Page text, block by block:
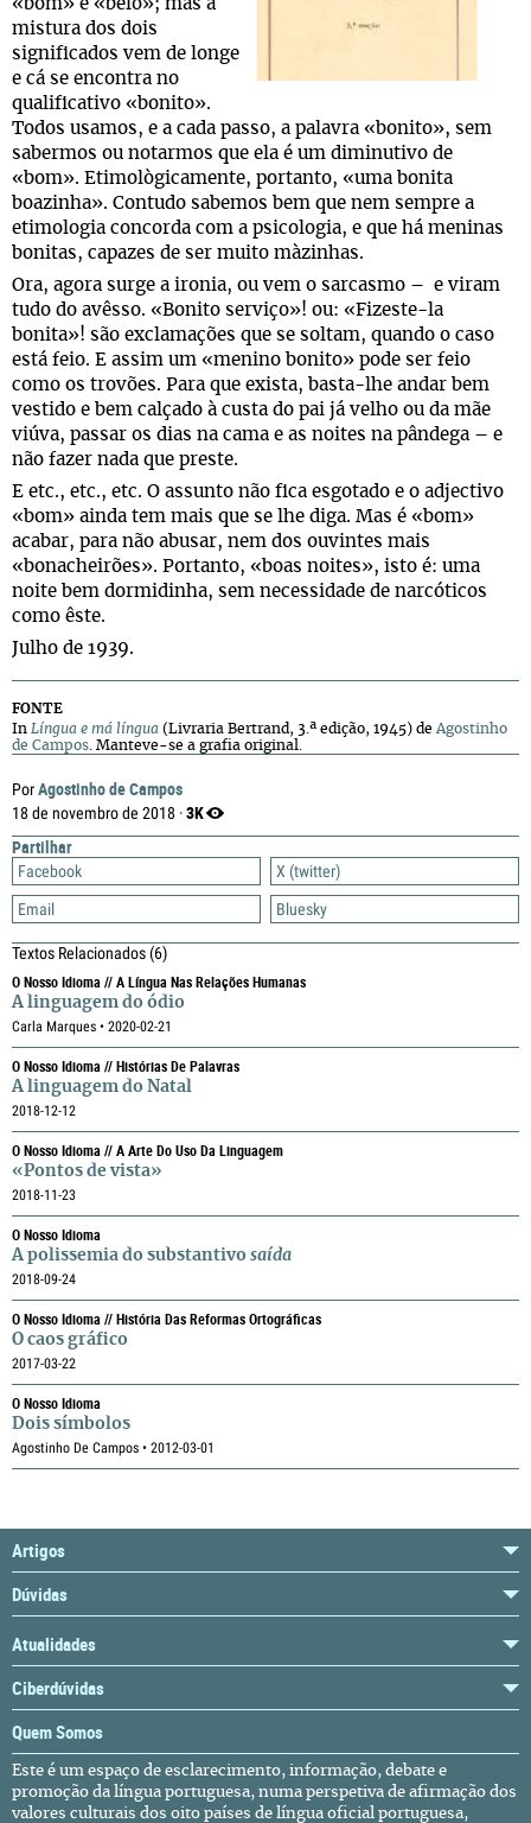
PorAgostinho de Campos
18 de novembro de 2018 ·3K
Partilhar
Facebook
X (twitter)
Email
Bluesky
Textos Relacionados(6)
O Nosso Idioma // A Língua Nas Relações Humanas
A linguagem do ódio
Carla Marques • 2020-02-21
O Nosso Idioma // Histórias De Palavras
A linguagem do Natal
2018-12-12
O Nosso Idioma // A Arte Do Uso Da Linguagem
«Pontos de vista»
2018-11-23
O Nosso Idioma
A polissemia do substantivo saída
2018-09-24
O Nosso Idioma // História Das Reformas Ortográficas
O caos gráfico
2017-03-22
O Nosso Idioma
Dois símbolos
Agostinho De Campos • 2012-03-01
«bom» e «belo»; mas a
mistura dos dois
significados vem de longe
e cá se encontra no
qualificativo «bonito».
Todos usamos, e a cada passo, a palavra «bonito», sem
sabermos ou notarmos que ela é um diminutivo de
«bom». Etimològicamente, portanto, «uma bonita
boazinha». Contudo sabemos bem que nem sempre a
etimologia concorda com a psicologia, e que há meninas
bonitas, capazes de ser muito màzinhas.
Ora, agora surge a ironia, ou vem o sarcasmo – e viram
tudo do avêsso. «Bonito serviço»! ou: «Fizeste-la
bonita»! são exclamações que se soltam, quando o caso
está feio. E assim um «menino bonito» pode ser feio
como os trovões. Para que exista, basta-lhe andar bem
vestido e bem calçado à custa do pai já velho ou da mãe
viúva, passar os dias na cama e as noites na pândega – e
não fazer nada que preste.
E etc., etc., etc. O assunto não fica esgotado e o adjectivo
«bom» ainda tem mais que se lhe diga. Mas é «bom»
acabar, para não abusar, nem dos ouvintes mais
«bonacheirões». Portanto, «boas noites», isto é: uma
noite bem dormidinha, sem necessidade de narcóticos
como êste.
Julho de 1939.
FONTE
In Língua e má língua (Livraria Bertrand, 3.ª edição, 1945) de Agostinho
de Campos Manteve-se a grafia original.
Artigos
Dúvidas
Atualidades
Ciberdúvidas
Quem Somos
Este é um espaço de esclarecimento, informação, debate e
promoção da língua portuguesa, numa perspetiva de afirmação dos
valores culturais dos oito países de língua oficial portuguesa,